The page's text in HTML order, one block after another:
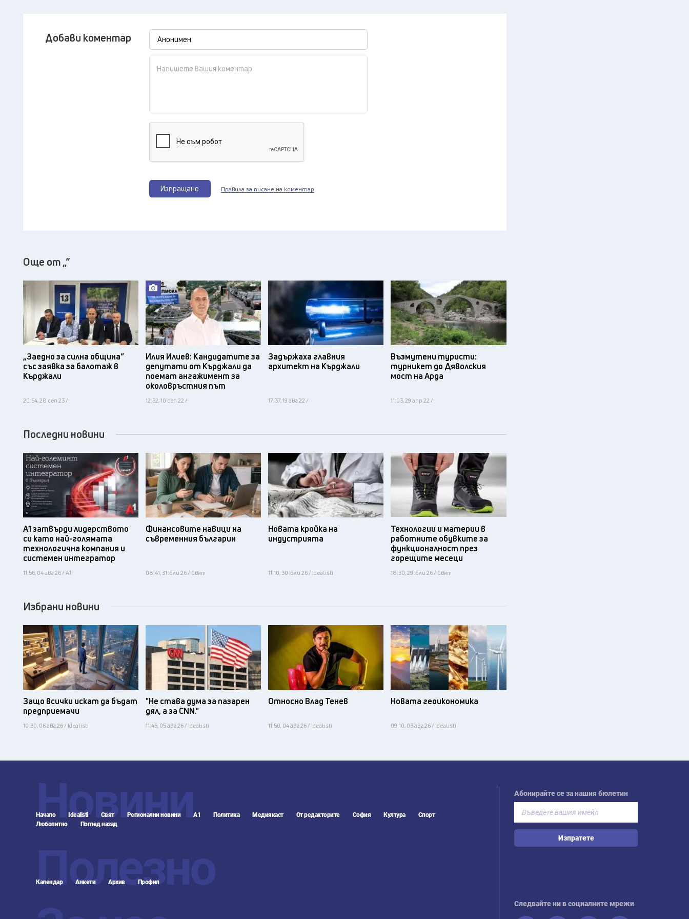
Добави коментар
Изпращане Правила за писане на коментар
Още от „“
„Заедно за силна община“
със заявка за балотаж в
Кърджали
20:54, 28 сеп 23 /
Илия Илиев: Кандидатите за
депутати от Кърджали да
поемат ангажимент за
околовръстния път
12:52, 10 сеп 22 /
Задържаха главния
архитект на Кърджали
17:37, 19 авг 22 /
Възмутени туристи:
турникет до Дяволския
мост на Арда
11:03, 29 апр 22 /
Последни новини
А1 затвърди лидерството
си като най-голямата
технологична компания и
системен интегратор
11:56, 04 авг 26 / А1
Финансовите навици на
съвременния българин
08:41, 31 юли 26 / Свят
Новата кройка на
индустрията
11:10, 30 юли 26 / Idealisti
Технологии и материи в
работните обувките за
функционалност през
горещите месеци
18:30, 29 юли 26 / Свят
Избрани новини
Защо всички искат да бъдат
предприемачи
10:30, 06 авг 26 / Idealisti
"Не става дума за пазарен
дял, а за CNN."
11:45, 05 авг 26 / Idealisti
Относно Влад Тенев
11:50, 04 авг 26 / Idealisti
Новата геоикономика
09:10, 03 авг 26 / Idealisti
Новини
Начало Idealisti Свят Регионални новини А1 Политика Медиякаст От редакторите София Култура
Спорт
Любопитно
Поглед назад
Полезно
Календар Анкети Архив Профил
Абонирайте се за нашия бюлетин
Изпратете
Следвайте ни в социалните мрежи